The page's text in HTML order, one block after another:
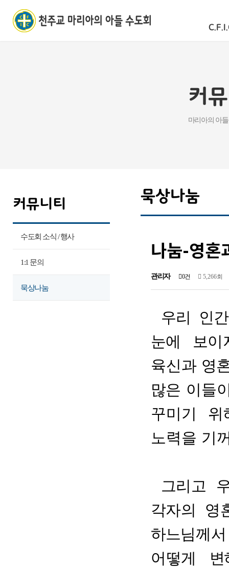
커
마리아의 아
커뮤니티
수도회 소식 / 행사
1:1 문의
묵상나눔
묵상나눔
나눔-영혼
관리자 0건 5,266회
우리 인
눈에 보
육신과 영
많은 이들
꾸미기 위
노력을 기
그리고
각자의 영
하느님께
어떻게